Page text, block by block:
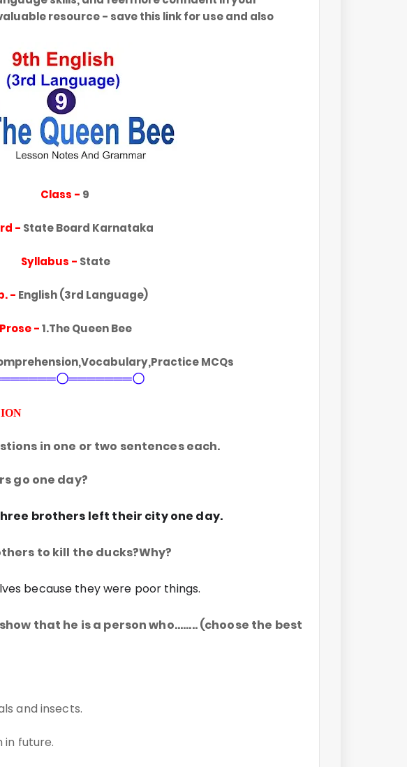
resource - save this link for use and also
Class - 9
- State Board Karnataka
Syllabus - State
- English (3rd Language)
Prose -1.The Queen Bee
MCQs
〇═══════〇
in one or two sentences each.
go one day?
brothers left their city one day.
to kill the ducks?Why?
because they were poor things.
that he is a person who........ (choose the best
and insects.
future.